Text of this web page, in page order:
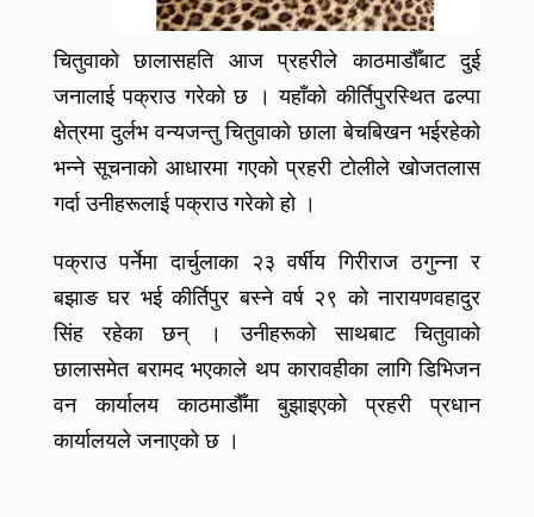
चितुवाको छालासहति आज प्रहरीले काठमाडौँबाट दुई
जनालाई पक्राउ गरेको छ । यहाँको कीर्तिपुरस्थित ढल्पा
क्षेत्रमा दुर्लभ वन्यजन्तु चितुवाको छाला बेचबिखन भईरहेको
भन्ने सूचनाको आधारमा गएको प्रहरी टोलीले खोजतलास
गर्दा उनीहरूलाई पक्राउ गरेको हो ।
पक्राउ पर्नेमा दार्चुलाका २३ वर्षीय गिरीराज ठगुन्ना र
बझाङ घर भई कीर्तिपुर बस्ने वर्ष २९ को नारायणवहादुर
सिंह रहेका छन् । उनीहरूको साथबाट चितुवाको
छालासमेत बरामद भएकाले थप कारावहीका लागि डिभिजन
वन कार्यालय काठमाडौँमा बुझाइएको प्रहरी प्रधान
कार्यालयले जनाएको छ ।